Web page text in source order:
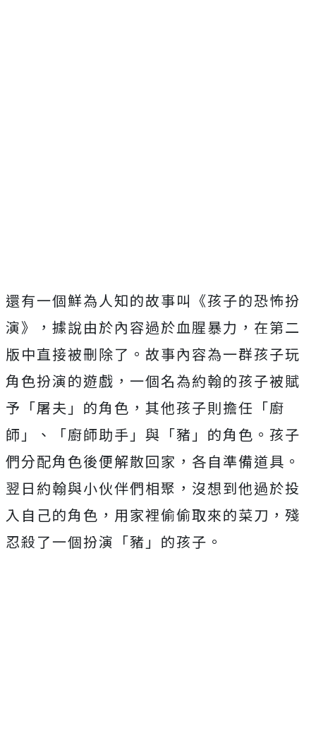
還有一個鮮為人知的故事叫《孩子的恐怖扮
演》，據說由於內容過於血腥暴力，在第二
版中直接被刪除了。故事內容為一群孩子玩
角色扮演的遊戲，一個名為約翰的孩子被賦
予「屠夫」的角色，其他孩子則擔任「廚
師」、「廚師助手」與「豬」的角色。孩子
們分配角色後便解散回家，各自準備道具。
翌日約翰與小伙伴們相聚，沒想到他過於投
入自己的角色，用家裡偷偷取來的菜刀，殘
忍殺了一個扮演「豬」的孩子。